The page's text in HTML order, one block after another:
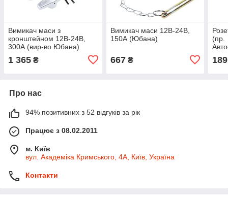
Вимикач маси з
кронштейном 12В-24В,
300А (вир-во Юбана)
1 365 ₴
Вимикач маси 12В-24В,
150А (Юбана)
667₴
(пр.
189
Про нас
94% позитивних з 52 відгуків за рік
Працює з 08.02.2011
м. Київ
вул. Академіка Кримського, 4А, Київ, Україна
Контакти